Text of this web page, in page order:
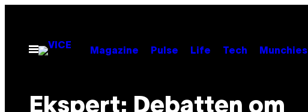
indhold
Åbn
Menu
Magazine Pulse Life Tech Munchies
Ekspert: Debatten om